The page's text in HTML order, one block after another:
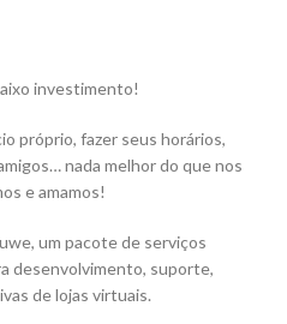
investimento!
próprio, fazer seus horários,
nada melhor do que nos
e amamos!
um pacote de serviços
desenvolvimento, suporte,
de lojas virtuais.